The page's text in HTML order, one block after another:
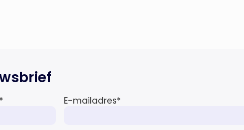
* E-mailadres*